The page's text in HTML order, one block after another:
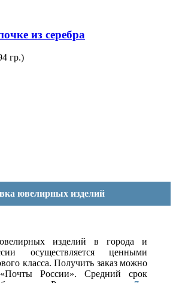
из серебра
гр.)
ювелирных изделий
изделий в города и
осуществляется ценными
класса. Получить заказ можно
России». Средний срок